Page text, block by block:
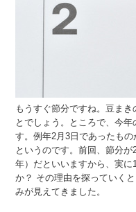
もうすぐ節分ですね。豆ま
とでしょう。ところで、今
す。例年2月3日であったも
というのです。前回、節分
年）だといいますから、実
か？ その理由を探っていく
みが見えてきました。